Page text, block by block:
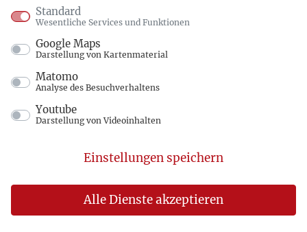
Weiterbildung.
Es ist ja auch nicht so, als ob man keine
Regelmäßig werden bestimmte Kampagnen
gestartet, wird Hysterie erzeugt, die dann
genau so schnell wieder abflacht, weil es an
der Zeit ist, eine neue Sau durch’s Dorf zu
Ja, die Medien sind stark, stärker als jemals
Standard
Wesentliche Services und Funktionen
Google Maps
Darstellung von Kartenmaterial
Matomo
Analyse des Besuchverhaltens
Youtube
Darstellung von Videoinhalten
Alle Dienste akzeptieren
Einstellungen speichern